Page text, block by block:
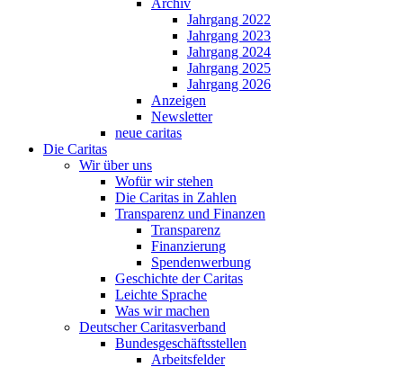
Archiv
Jahrgang 2022
Jahrgang 2023
Jahrgang 2024
Jahrgang 2025
Jahrgang 2026
Anzeigen
Newsletter
neue caritas
Die Caritas
Wir über uns
Wofür wir stehen
Die Caritas in Zahlen
Transparenz und Finanzen
Transparenz
Finanzierung
Spendenwerbung
Geschichte der Caritas
Leichte Sprache
Was wir machen
Deutscher Caritasverband
Bundesgeschäftsstellen
Arbeitsfelder